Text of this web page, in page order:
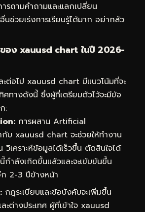
ถามคำถามและแลกเปลี่ยน
ช่วยเร่งการเรียนรู้ได้มาก อย่ากลัว
อง xauusd chart ในปี 2026-
ต่อไป xauusd chart มีแนวโน้มที่จะ
ศทางดังนี้ ซึ่งผู้ที่เตรียมตัวไว้จะมีข้อ
:
การผสาน Artificial
บ xauusd chart จะช่วยให้ทำงาน
เคราะห์ข้อมูลได้เร็วขึ้น ตัดสินใจได้
ำลังเกิดขึ้นแล้วและจะเข้มข้นขึ้น
ก 2-3 ปีข้างหน้า
กฎระเบียบและข้อบังคับจะเพิ่มขึ้น
ะต่างประเทศ ผู้ที่เข้าใจ xauusd